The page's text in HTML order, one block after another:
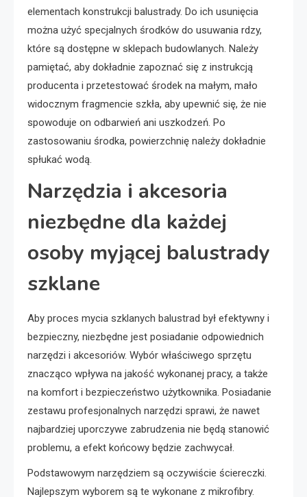
elementach konstrukcji balustrady. Do ich usunięcia
można użyć specjalnych środków do usuwania rdzy,
które są dostępne w sklepach budowlanych. Należy
pamiętać, aby dokładnie zapoznać się z instrukcją
producenta i przetestować środek na małym, mało
widocznym fragmencie szkła, aby upewnić się, że nie
spowoduje on odbarwień ani uszkodzeń. Po
zastosowaniu środka, powierzchnię należy dokładnie
spłukać wodą.
Narzędzia i akcesoria
niezbędne dla każdej
osoby myjącej balustrady
szklane
Aby proces mycia szklanych balustrad był efektywny i
bezpieczny, niezbędne jest posiadanie odpowiednich
narzędzi i akcesoriów. Wybór właściwego sprzętu
znacząco wpływa na jakość wykonanej pracy, a także
na komfort i bezpieczeństwo użytkownika. Posiadanie
zestawu profesjonalnych narzędzi sprawi, że nawet
najbardziej uporczywe zabrudzenia nie będą stanowić
problemu, a efekt końcowy będzie zachwycał.
Podstawowym narzędziem są oczywiście ściereczki.
Najlepszym wyborem są te wykonane z mikrofibry.